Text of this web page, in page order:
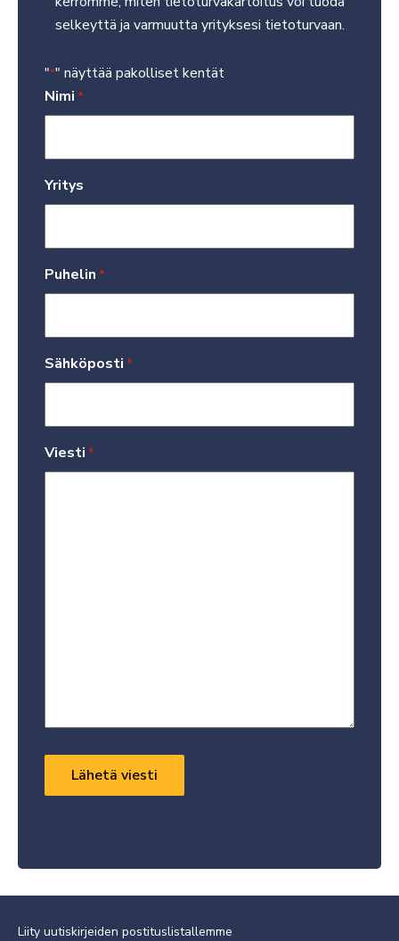
selkeyttä ja varmuutta yrityksesi tietoturvaan.
"*" näyttää pakolliset kentät
Nimi *
Yritys
Puhelin *
Sähköposti *
Viesti *
Liity uutiskirjeiden postituslistallemme